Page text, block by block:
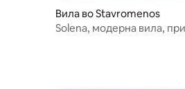
Вила во Stavromenos
Solena, модерна вила,